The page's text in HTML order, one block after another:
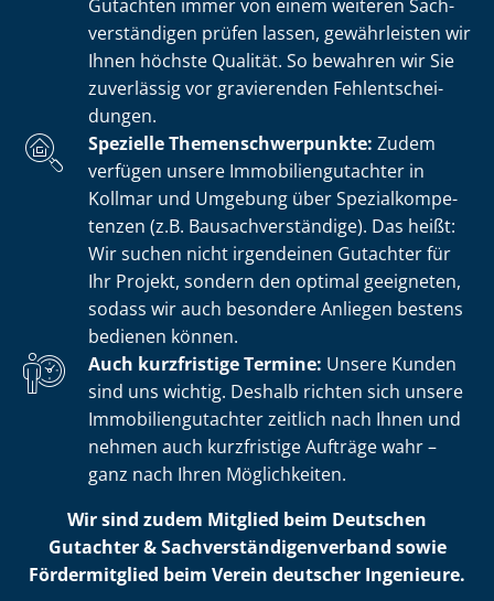
Gutachten immer von einem weiteren Sach­
ver­stän­di­gen prüfen lassen, gewährleisten wir
Ihnen höchste Qualität. So bewahren wir Sie
zuverlässig vor gravierenden Fehl­ent­schei­
dun­gen.
Spezielle The­men­schwer­punk­te: Zudem
verfügen unsere Im­mo­bi­li­en­gut­ach­ter in
Kollmar und Umgebung über Spe­zi­al­kom­pe­
ten­zen (z.B. Bau­sach­ver­stän­di­ge). Das heißt:
Wir suchen nicht irgendeinen Gutachter für
Ihr Projekt, sondern den optimal geeigneten,
sodass wir auch besondere Anliegen bestens
bedienen können.
Auch kurzfristige Termine: Unsere Kunden
sind uns wichtig. Deshalb richten sich unsere
Im­mo­bi­li­en­gut­ach­ter zeitlich nach Ihnen und
nehmen auch kurzfristige Aufträge wahr –
ganz nach Ihren Möglichkeiten.
Wir sind zudem Mitglied beim Deutschen
Gutachter & Sach­ver­stän­di­gen­ver­band sowie
Fördermitglied beim Verein deutscher Ingenieure.